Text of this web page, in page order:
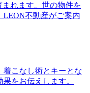
れます。世の物件を
LEON不動産がご案内
着こなし術とキーとな
をお伝えします。